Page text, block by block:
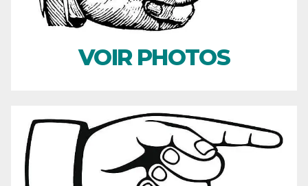
VOIR PHOTOS